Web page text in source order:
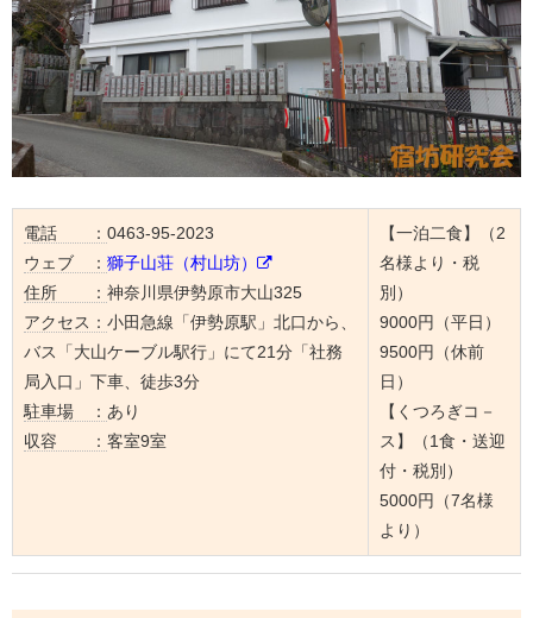
電話 ： 0463-95-2023
ウェブ ： 獅子山荘（村山坊）
住所 ： 神奈川県伊勢原市大山325
アクセス： 小田急線「伊勢原駅」北口から、
バス「大山ケーブル駅行」にて21分「社務
局入口」下車、徒歩3分
駐車場 ： あり
収容 ： 客室9室
【一泊二食】（2
名様より・税
別）
9000円（平日）
9500円（休前
日）
【くつろぎコ－
ス】（1食・送迎
付・税別）
5000円（7名様
より）